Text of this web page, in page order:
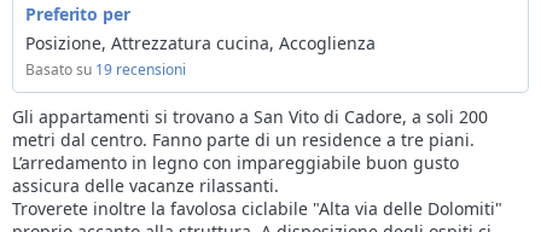
Gli appartamenti si trovano a San Vito di Cadore, a soli 200
metri dal centro. Fanno parte di un residence a tre piani.
L’arredamento in legno con impareggiabile buon gusto
assicura delle vacanze rilassanti.
Troverete inoltre la favolosa ciclabile "Alta via delle Dolomiti"
Preferito per
Posizione, Attrezzatura cucina, Accoglienza
Basato su 19 recensioni